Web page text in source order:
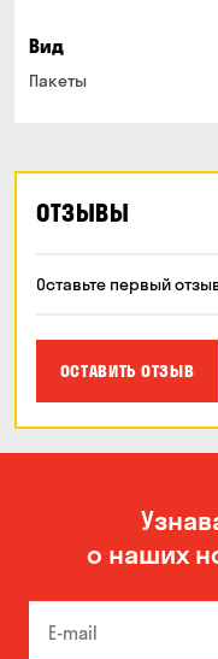
Вид
Пакеты
ОТЗЫВЫ
Оставьте первый
ОСТАВИТЬ ОТЗЫВ
о наших